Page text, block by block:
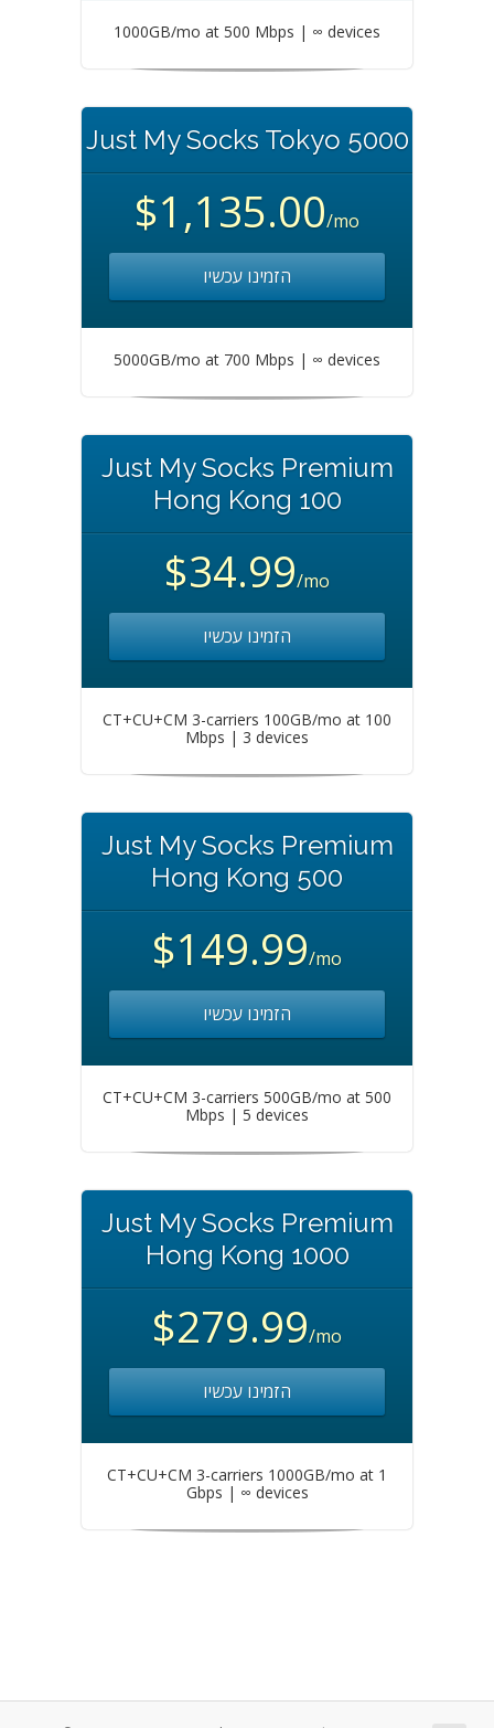
1000GB/mo at 500 Mbps | ∞ devices
Just My Socks Tokyo 5000
$1,135.00/mo
הזמינו עכשיו
5000GB/mo at 700 Mbps | ∞ devices
Just My Socks Premium
Hong Kong 100
$34.99/mo
הזמינו עכשיו
CT+CU+CM 3-carriers 100GB/mo at 100
Mbps | 3 devices
Just My Socks Premium
Hong Kong 500
$149.99/mo
הזמינו עכשיו
CT+CU+CM 3-carriers 500GB/mo at 500
Mbps | 5 devices
Just My Socks Premium
Hong Kong 1000
$279.99/mo
הזמינו עכשיו
CT+CU+CM 3-carriers 1000GB/mo at 1
Gbps | ∞ devices